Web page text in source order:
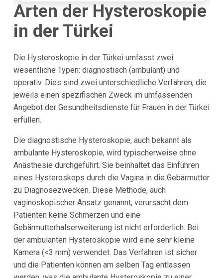
Arten der Hysteroskopie
in der Türkei
Die Hysteroskopie in der Türkei umfasst zwei
wesentliche Typen: diagnostisch (ambulant) und
operativ. Dies sind zwei unterschiedliche Verfahren, die
jeweils einen spezifischen Zweck im umfassenden
Angebot der Gesundheitsdienste für Frauen in der Türkei
erfüllen.
Die diagnostische Hysteroskopie, auch bekannt als
ambulante Hysteroskopie, wird typischerweise ohne
Anästhesie durchgeführt. Sie beinhaltet das Einführen
eines Hysteroskops durch die Vagina in die Gebärmutter
zu Diagnosezwecken. Diese Methode, auch
vaginoskopischer Ansatz genannt, verursacht dem
Patienten keine Schmerzen und eine
Gebärmutterhalserweiterung ist nicht erforderlich. Bei
der ambulanten Hysteroskopie wird eine sehr kleine
Kamera (<3 mm) verwendet. Das Verfahren ist sicher
und die Patienten können am selben Tag entlassen